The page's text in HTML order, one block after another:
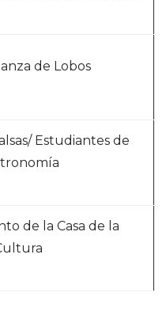
de Lobos
Estudiantes de
de la Casa de la